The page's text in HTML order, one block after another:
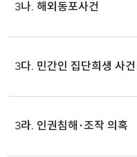
은
분,
건
(건),
실
3나. 해외동포사건
3다. 민간인 집단희생 사건
3라. 인권침해･조작 의혹